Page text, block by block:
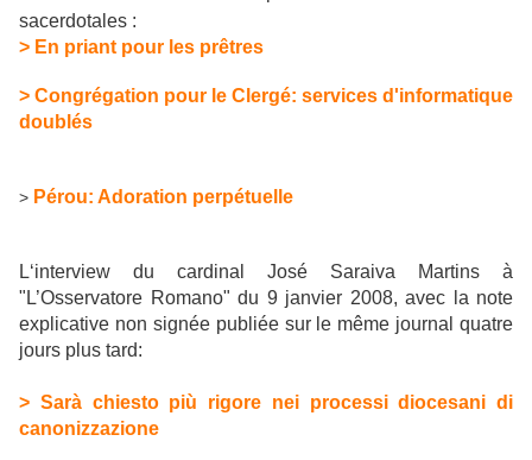
sacerdotales :
> En priant pour les prêtres
> Congrégation pour le Clergé: services d'informatique
doublés
> Pérou: Adoration perpétuelle
L‘interview du cardinal José Saraiva Martins à
"L’Osservatore Romano" du 9 janvier 2008, avec la note
explicative non signée publiée sur le même journal quatre
jours plus tard:
> Sarà chiesto più rigore nei processi diocesani di
canonizzazione